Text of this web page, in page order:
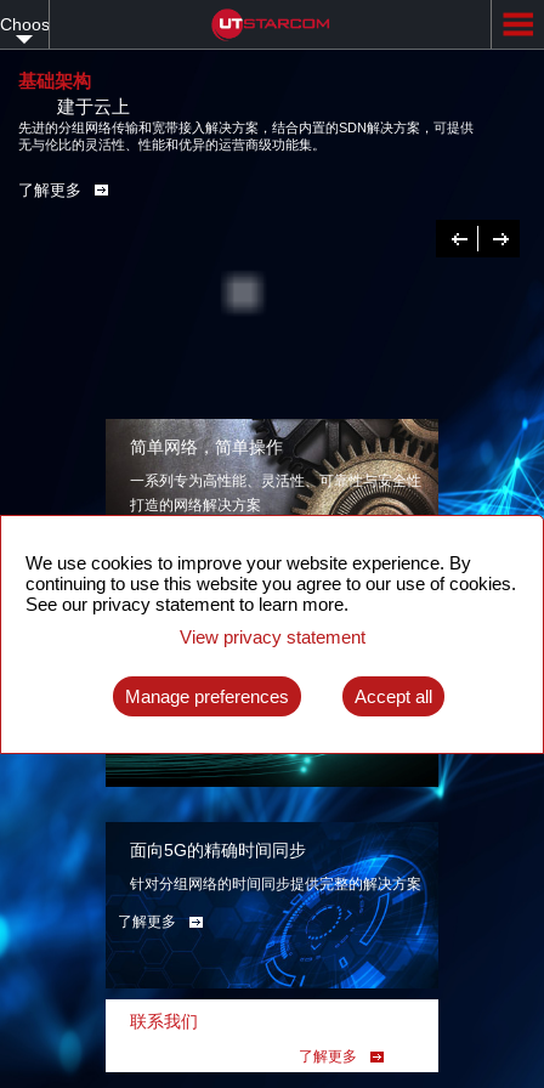
to
content
Choose
your
language
基础架构
建于云上
先进的分组网络传输和宽带接入解决方案，结合内置的SDN解决方案，可提供
无与伦比的灵活性、性能和优异的运营商级功能集。
了解更多
Previous
下
一
简单网络，简单操作
一系列专为高性能、灵活性、可靠性与安全性
打造的网络解决方案
智能分组光网络
面向各类应用场景、基于SDN技术的分组光网
络解决方案
面向5G的精确时间同步
针对分组网络的时间同步提供完整的解决方案
了解更多
联系我们
了解更多
We use cookies to improve your website experience. By
continuing to use this website you agree to our use of cookies.
See our privacy statement to learn more.
View privacy statement
Manage preferences Accept all